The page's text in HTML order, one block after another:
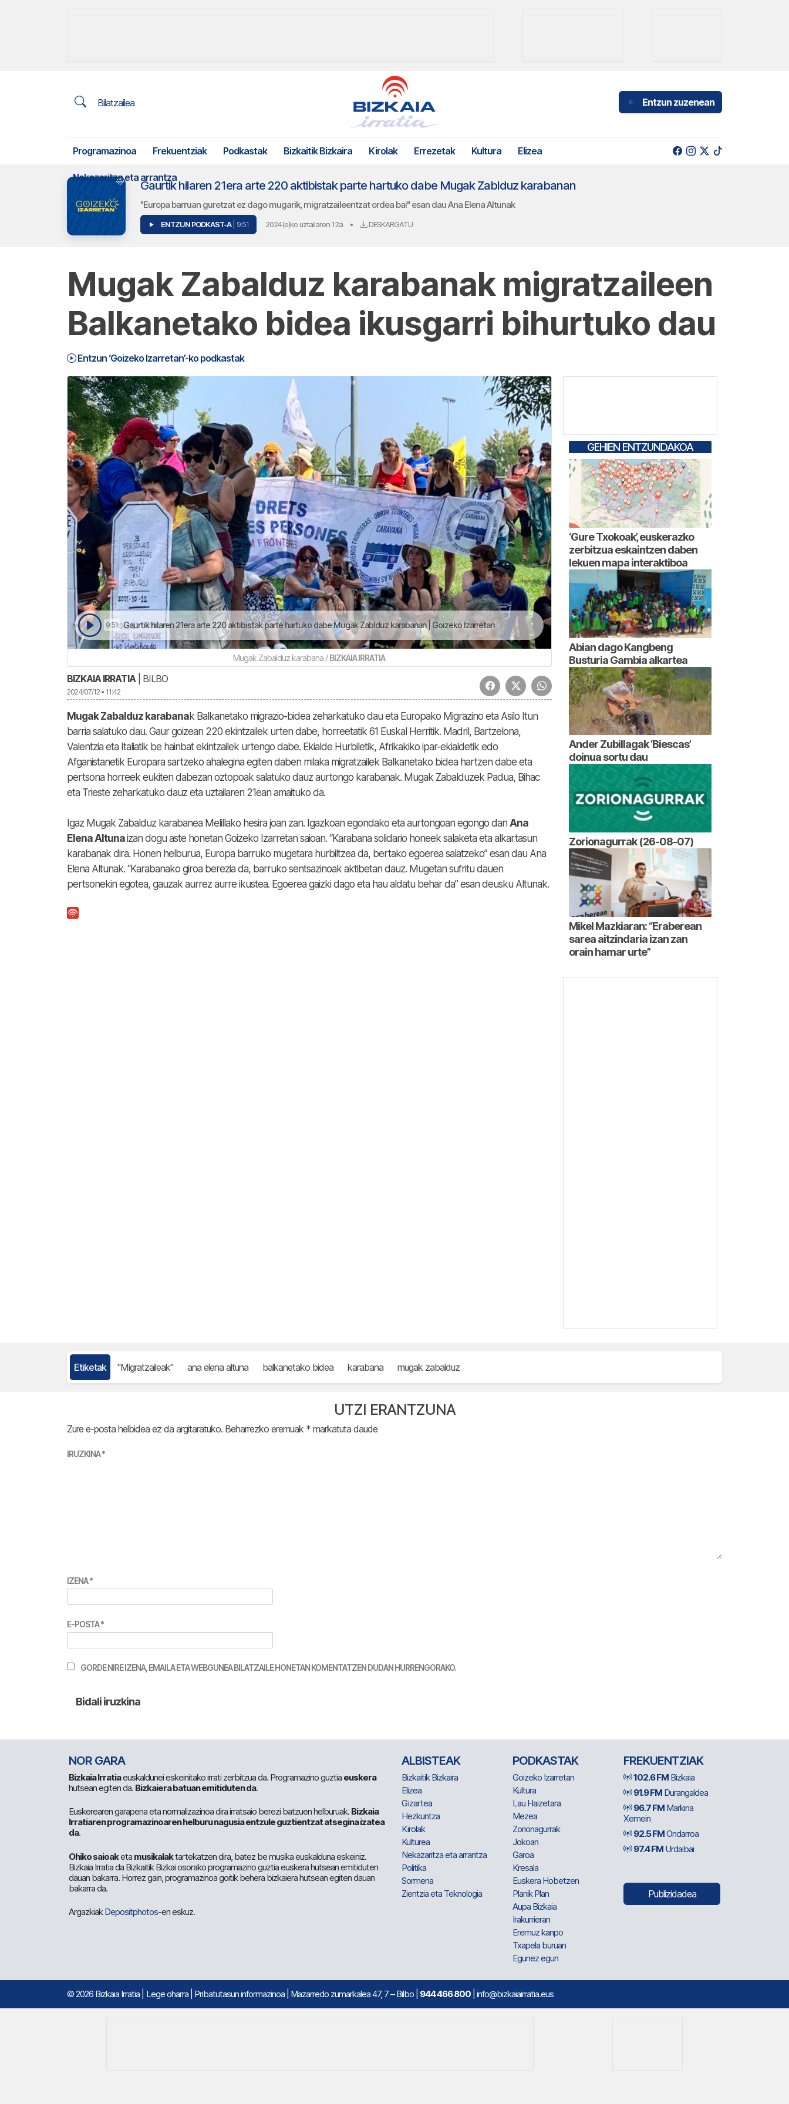
Bilatzailea Entzun zuzenean
Programazinoa Frekuentziak Podkastak Bizkaitik Bizkaira Kirolak Errezetak Kultura Elizea
Nekazaritza eta arrantza
Gaurtik hilaren 21era arte 220 aktibistak parte hartuko dabe Mugak Zablduz karabanan
"Europa barruan guretzat ez dago mugarik, migratzaileentzat ordea bai" esan dau Ana Elena Altunak
ENTZUN PODKAST-A | 9:51 2024(e)ko uztailaren 12a • DESKARGATU
Mugak Zabalduz karabanak migratzaileen
Balkanetako bidea ikusgarri bihurtuko dau
Entzun ‘Goizeko Izarretan’-ko podkastak
9:51 Gaurtik hilaren 21era arte 220 aktibistak parte hartuko dabe Mugak Zablduz karabanan | Goizeko Izarretan
Mugak Zabalduz karabana /BIZKAIA IRRATIA
BIZKAIA IRRATIA| BILBO
2024/07/12 • 11:42
Mugak Zabalduz karabanak Balkanetako migrazio-bidea zeharkatuko dau eta Europako Migrazino eta Asilo Itun
barria salatuko dau. Gaur goizean 220 ekintzailek urten dabe, horreetatik 61 Euskal Herritik. Madril, Bartzelona,
Valentzia eta Italiatik be hainbat ekintzailek urtengo dabe. Ekialde Hurbiletik, Afrikakiko ipar-ekialdetik edo
Afganistanetik Europara sartzeko ahalegina egiten daben milaka migratzailek Balkanetako bidea hartzen dabe eta
pertsona horreek eukiten dabezan oztopoak salatuko dauz aurtongo karabanak. Mugak Zabalduzek Padua, Bihac
eta Trieste zeharkatuko dauz eta uztailaren 21ean amaituko da.
Igaz Mugak Zabalduz karabanea Melillako hesira joan zan. Igazkoan egondako eta aurtongoan egongo dan Ana
Elena Altunaizan dogu aste honetan Goizeko Izarretan saioan. “Karabana solidario honeek salaketa eta alkartasun
karabanak dira. Honen helburua, Europa barruko mugetara hurbiltzea da, bertako egoerea salatzeko” esan dau Ana
Elena Altunak. “Karabanako giroa berezia da, barruko sentsazinoak aktibetan dauz. Mugetan sufritu dauen
pertsonekin egotea, gauzak aurrez aurre ikustea. Egoerea gaizki dago eta hau aldatu behar da” esan deusku Altunak.
GEHIEN ENTZUNDAKOA
‘Gure Txokoak’, euskerazko
zerbitzua eskaintzen daben
lekuen mapa interaktiboa
Abian dago Kangbeng
Busturia Gambia alkartea
Ander Zubillagak ‘Biescas’
doinua sortu dau
Zorionagurrak (26-08-07)
Mikel Mazkiaran: “Eraberean
sarea aitzindaria izan zan
orain hamar urte”
Etiketak "Migratzaileak" ana elena altuna balkanetako bidea karabana mugak zabalduz
UTZI ERANTZUNA
Zure e-posta helbidea ez da argitaratuko. Beharrezko eremuak * markatuta daude
IRUZKINA*
IZENA*
E-POSTA*
GORDE NIRE IZENA, EMAILA ETA WEBGUNEA BILATZAILE HONETAN KOMENTATZEN DUDAN HURRENGORAKO.
NOR GARA
Bizkaia Irratiaeuskaldunei eskeinitako irrati zerbitzua da. Programazino guztia euskera
hutsean egiten da. Bizkaiera batuan emitiduten da.
Euskerearen garapena eta normalizazinoa dira irratsaio berezi batzuen helburuak. Bizkaia
Irratiaren programazinoaren helburu nagusia entzule guztientzat atsegina izatea
da.
Ohiko saioaketa musikalaktartekatzen dira, batez be musika euskalduna eskeiniz.
Bizkaia Irratia da Bizkaitik Bizkai osorako programazino guztia euskera hutsean emitiduten
dauan bakarra. Horrez gain, programazinoa goitik behera bizkaiera hutsean egiten dauan
bakarra da.
ArgazkiakDepositphotos-en eskuz.
ALBISTEAK
Bizkaitik Bizkaira
Elizea
Gizartea
Hezkuntza
Kirolak
Kulturea
Nekazaritza eta arrantza
Politika
Sormena
Zientzia eta Teknologia
PODKASTAK
Goizeko Izarretan
Kultura
Lau Haizetara
Mezea
Zorionagurrak
Jokoan
Garoa
Kresala
Euskera Hobetzen
Planik Plan
Aupa Bizkaia
Irakurrieran
Eremuz kanpo
Txapela buruan
Egunez egun
FREKUENTZIAK
102.6 FM Bizkaia
91.9 FM Durangaldea
96.7 FM Markina
Xemein
92.5 FMOndarroa
97.4 FM Urdaibai
Publizidadea
© 2026 Bizkaia Irratia Lege oharra Pribatutasun informazinoa | Mazarredo zumarkalea 47, 7 – Bilbo | 944 466 800 | info@bizkaiairratia.eus